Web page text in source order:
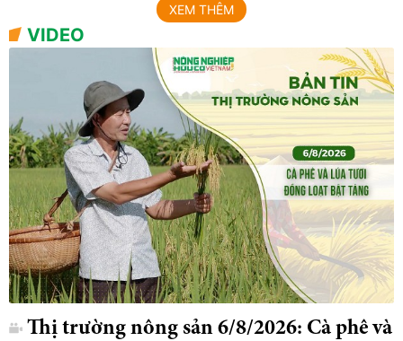
XEM THÊM
VIDEO
Thị trường nông sản 6/8/2026: Cà phê và